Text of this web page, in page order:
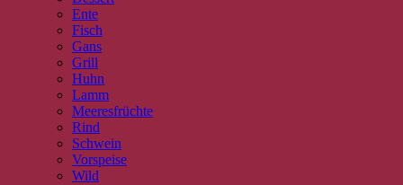
Ente
Fisch
Gans
Grill
Huhn
Lamm
Meeresfrüchte
Rind
Schwein
Vorspeise
Wild